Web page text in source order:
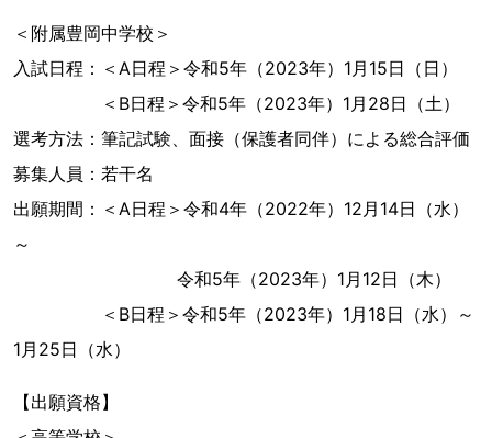
＜附属豊岡中学校＞
入試日程：＜A日程＞令和5年（2023年）1月15日（日）
＜B日程＞令和5年（2023年）1月28日（土）
選考方法：筆記試験、面接（保護者同伴）による総合評価
募集人員：若干名
出願期間：＜A日程＞令和4年（2022年）12月14日（水）
～
令和5年（2023年）1月12日（木）
＜B日程＞令和5年（2023年）1月18日（水）～
1月25日（水）
【出願資格】